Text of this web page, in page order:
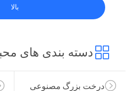
بالا
دسته بندی های
درخت بزرگ مصنوعی